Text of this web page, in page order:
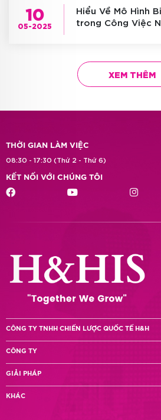
10
05-2025
Hiểu Về Mô Hình
trong Công Việc
XEM THÊM
THỜI GIAN LÀM VIỆC
08:30 - 17:30 (Thứ 2 - Thứ 6)
KẾT NỐI VỚI CHÚNG TÔI
CÔNG TY TNHH CHIẾN LƯỢC QUỐC TẾ H&H
CÔNG TY
GIẢI PHÁP
KHÁC